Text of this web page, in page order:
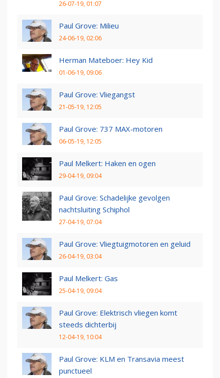
26-07-19, 01:07
Paul Grove: Milieu
24-06-19, 02:06
Herman Mateboer: Hey Kid
01-06-19, 09:06
Paul Grove: Vliegangst
21-05-19, 12:05
Paul Grove: 737 MAX-motoren
06-05-19, 12:05
Paul Melkert: Haken en ogen
29-04-19, 09:04
Paul Grove: Schadelijke gevolgen
nachtsluiting Schiphol
27-04-19, 07:04
Paul Grove: Vliegtuigmotoren en geluid
26-04-19, 03:04
Paul Melkert: Gas
25-04-19, 09:04
Paul Grove: Elektrisch vliegen komt
steeds dichterbij
12-04-19, 10:04
Paul Grove: KLM en Transavia meest
punctueel